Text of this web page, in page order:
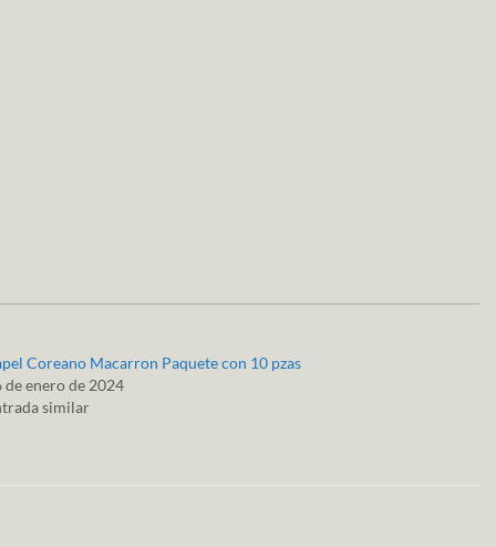
Coreano Macarron Paquete con 10 pzas
de enero de 2024
similar